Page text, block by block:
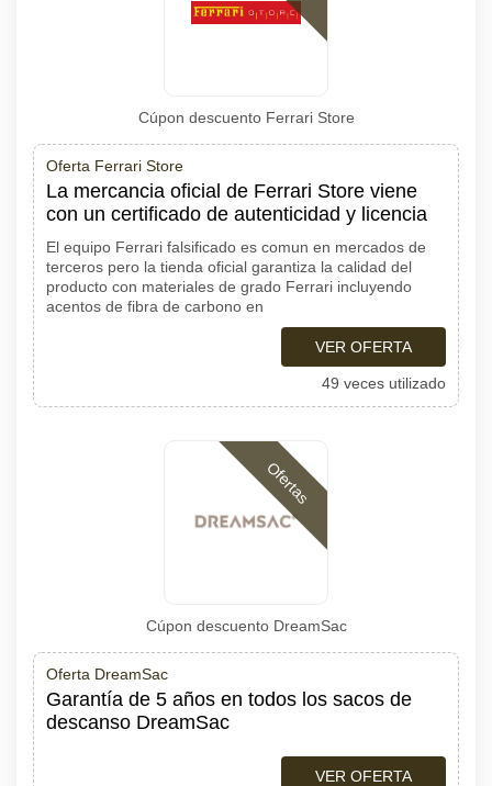
Cúpon descuento Ferrari Store
Oferta Ferrari Store
La mercancia oficial de Ferrari Store viene
con un certificado de autenticidad y licencia
El equipo Ferrari falsificado es comun en mercados de
terceros pero la tienda oficial garantiza la calidad del
producto con materiales de grado Ferrari incluyendo
acentos de fibra de carbono en
VER OFERTA
49 veces utilizado
Ofertas
Cúpon descuento DreamSac
Oferta DreamSac
Garantía de 5 años en todos los sacos de
descanso DreamSac
VER OFERTA